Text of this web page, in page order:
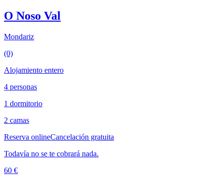
O Noso Val
Mondariz
(0)
Alojamiento entero
4 personas
1 dormitorio
2 camas
Reserva onlineCancelación gratuita
Todavía no se te cobrará nada.
60 €